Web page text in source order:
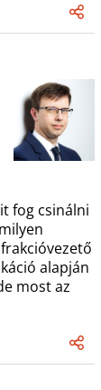
fog csinálni
alapján
most az